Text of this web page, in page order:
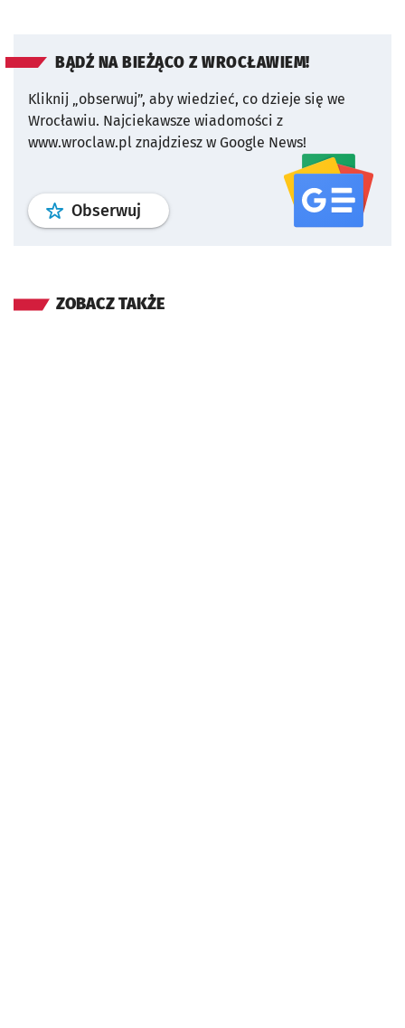
BĄDŹ NA BIEŻĄCO Z WROCŁAWIEM!
Kliknij „obserwuj”, aby wiedzieć, co dzieje się we
Wrocławiu. Najciekawsze wiadomości z
www.wroclaw.pl znajdziesz w Google News!
Obserwuj profil serwisu
ZOBACZ TAKŻE